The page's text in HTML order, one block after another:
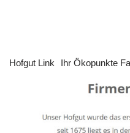
Hofgut Link Ihr Ökopunkte